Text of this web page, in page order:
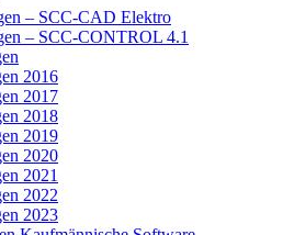
– SCC-CAD Elektro
– SCC-CONTROL 4.1
2016
2017
2018
2019
2020
2021
2022
2023